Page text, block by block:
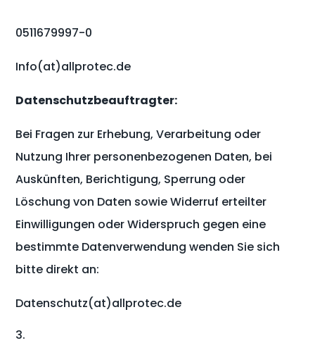
0511679997-0
Info(at)allprotec.de
Datenschutzbeauftragter:
Bei Fragen zur Erhebung, Verarbeitung oder
Nutzung Ihrer personenbezogenen Daten, bei
Auskünften, Berichtigung, Sperrung oder
Löschung von Daten sowie Widerruf erteilter
Einwilligungen oder Widerspruch gegen eine
bestimmte Datenverwendung wenden Sie sich
bitte direkt an:
Datenschutz(at)allprotec.de